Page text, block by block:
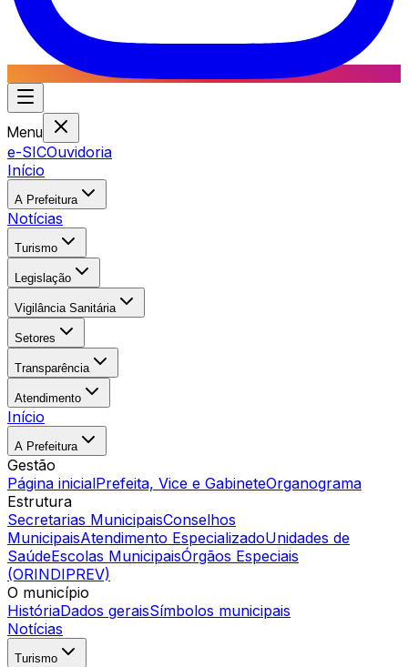
Menu
e-SICOuvidoria
Início
A Prefeitura
Notícias
Turismo
Legislação
Vigilância Sanitária
Setores
Transparência
Atendimento
Início
A Prefeitura
Gestão
Página inicialPrefeita, Vice e GabineteOrganograma
Estrutura
Secretarias MunicipaisConselhos
MunicipaisAtendimento EspecializadoUnidades de
SaúdeEscolas MunicipaisÓrgãos Especiais
(ORINDIPREV)
O município
HistóriaDados geraisSímbolos municipais
Notícias
Turismo